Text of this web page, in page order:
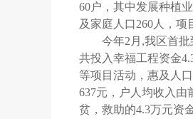
60户，其中发展种植业
及家庭人口260 人，项
今年2 月 ,我区首批
共投入幸福工程资金
等项目活动，惠及人口
637元，户人均收入由
贫，救助的4.3万元资